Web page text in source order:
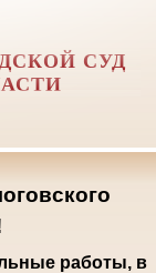
СУД
работы, в